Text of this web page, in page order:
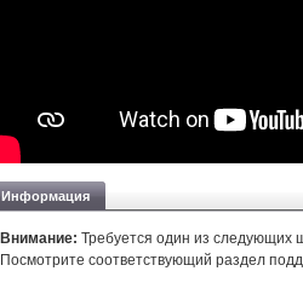
Информация
Внимание: Требуется один из следующих
Посмотрите соответствующий раздел